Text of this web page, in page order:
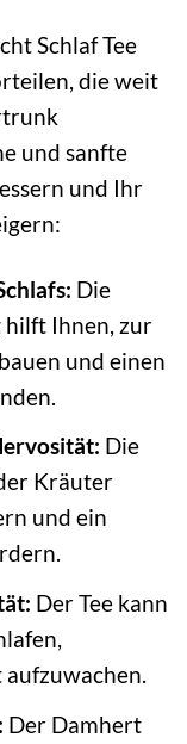
Schlaf Tee
die weit
und sanfte
und Ihr
Die
Ihnen, zur
und einen
Die
Kräuter
und ein
Der Tee kann
Der Damhert